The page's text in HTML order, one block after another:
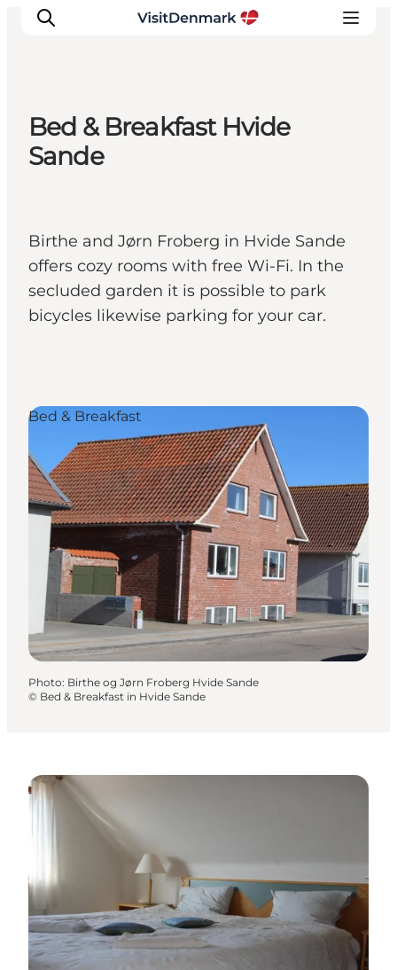
Inspirations
Planifiez votre voyage
Bed & Breakfast Hvide
Sande
Birthe and Jørn Froberg in Hvide Sande
offers cozy rooms with free Wi-Fi. In the
secluded garden it is possible to park
bicycles likewise parking for your car.
Bed & Breakfast
Photo: Birthe og Jørn Froberg Hvide Sande
© Bed & Breakfast in Hvide Sande